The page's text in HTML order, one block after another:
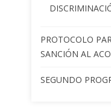
PROTOCOLO
SANCIÓN AL
SEGUNDO